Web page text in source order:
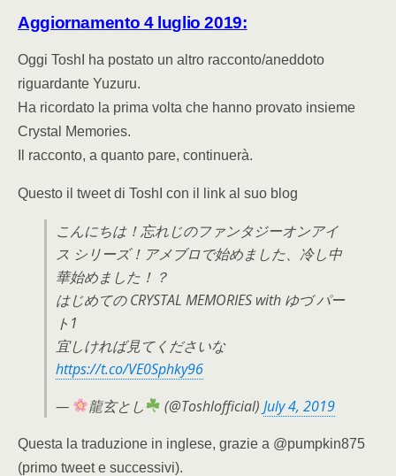
Aggiornamento 4 luglio 2019:
Oggi ToshI ha postato un altro racconto/aneddoto
riguardante Yuzuru.
Ha ricordato la prima volta che hanno provato insieme
Crystal Memories.
Il racconto, a quanto pare, continuerà.
Questo il tweet di ToshI con il link al suo blog
こんにちは！忘れじのファンタジーオンアイ
ス シリーズ！アメブロで始めました、冷し中
華始めました！？
はじめての CRYSTAL MEMORIES with ゆづ パー
ト1
宜しければ見てくださいな
https://t.co/VE0Sphky96
—
龍玄とし (@Toshlofficial)July 4, 2019
Questa la traduzione in inglese, grazie a @pumpkin875
(primo tweet e successivi).